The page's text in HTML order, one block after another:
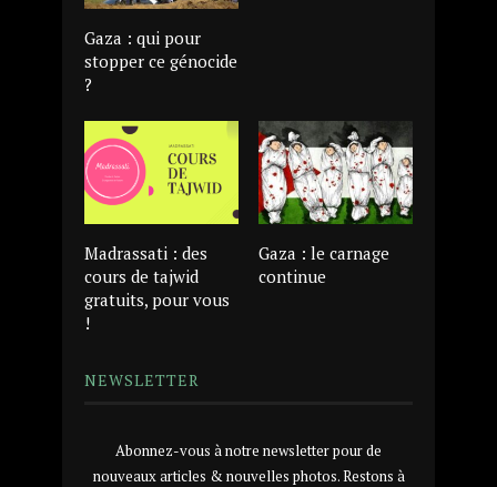
Gaza : qui pour
stopper ce génocide
?
Madrassati : des
cours de tajwid
gratuits, pour vous
!
Gaza : le carnage
continue
NEWSLETTER
Abonnez-vous à notre newsletter pour de
nouveaux articles & nouvelles photos. Restons à